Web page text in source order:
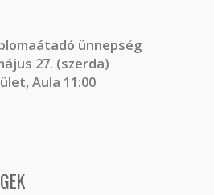
ünnepség
27. (szerda)
Aula 11:00